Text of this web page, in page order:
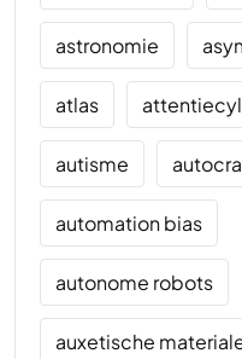
astronomie
atlas
autisme
automation bias
autonome robots
auxetische